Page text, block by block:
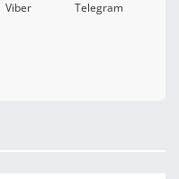
Viber Telegram